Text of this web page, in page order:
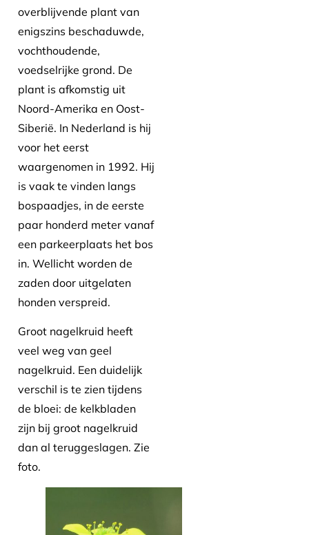
overblijvende plant van
enigszins beschaduwde,
vochthoudende,
voedselrijke grond. De
plant is afkomstig uit
Noord-Amerika en Oost-
Siberië. In Nederland is hij
voor het eerst
waargenomen in 1992. Hij
is vaak te vinden langs
bospaadjes, in de eerste
paar honderd meter vanaf
een parkeerplaats het bos
in. Wellicht worden de
zaden door uitgelaten
honden verspreid.
Groot nagelkruid heeft
veel weg van geel
nagelkruid. Een duidelijk
verschil is te zien tijdens
de bloei: de kelkbladen
zijn bij groot nagelkruid
dan al teruggeslagen. Zie
foto.